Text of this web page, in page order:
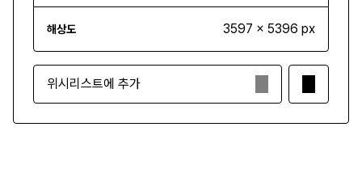
해상도 3597 x 5396 px
위시리스트에 추가